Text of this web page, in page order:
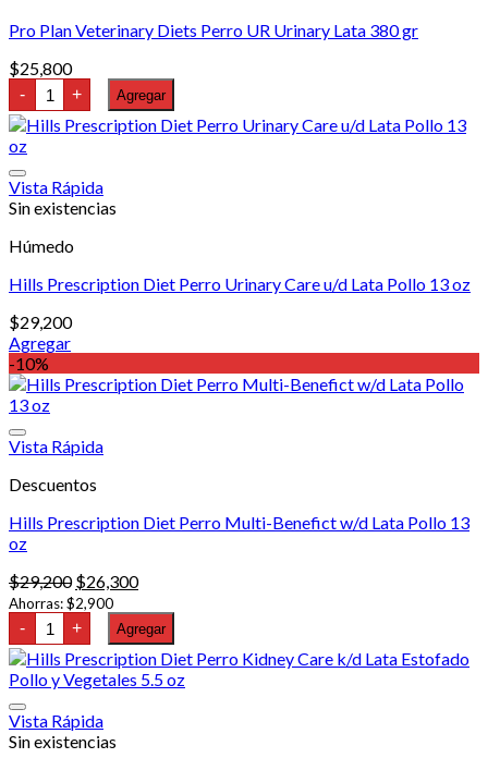
Pro Plan Veterinary Diets Perro UR Urinary Lata 380 gr
$25,800
- Pro
Plan
Veterinary
Diets
Urinary
Lata
gr
+ Agregar
Vista Rápida
Sin existencias
Húmedo
Hills Prescription Diet Perro Urinary Care u/d Lata Pollo 13 oz
$29,200
Agregar
-10%
Vista Rápida
Descuentos
Hills Prescription Diet Perro Multi-Benefict w/d Lata Pollo 13
oz
$29,200 El
precio
original
era:
$29,200.
$26,300El
actual
es:
$26,300.
Ahorras:$2,900
- Hills
Prescription
Diet
Perro
Multi-
w/d
Lata
+ Agregar
Vista Rápida
Sin existencias